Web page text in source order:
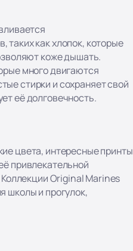
таких как хлопок, которые
коже дышать.
много двигаются
стирки и сохраняет свой
её долговечность.
цвета, интересные принты
привлекательной
Original Marines
школы и прогулок,